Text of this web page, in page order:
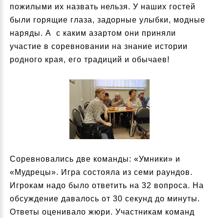
пожилыми их назвать нельзя. У наших гостей
были горящие глаза, задорные улыбки, модные
наряды. А с каким азартом они приняли
участие в соревновании на знание истории
родного края, его традиций и обычаев!
Соревновались две команды: «Умники» и
«Мудрецы». Игра состояла из семи раундов.
Игрокам надо было ответить на 32 вопроса. На
обсуждение давалось от 30 секунд до минуты.
Ответы оценивало жюри. Участникам команд